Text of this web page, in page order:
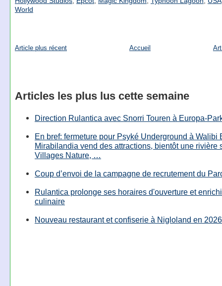
World
Article plus récent Accueil
Articles les plus lus cette semaine
Direction Rulantica avec Snorri Touren à Europa-
En bref: fermeture pour Psyké Underground à Walibi
Mirabilandia vend des attractions, bientôt une rivière
Villages Nature, …
Coup d’envoi de la campagne de recrutement du
Rulantica prolonge ses horaires d'ouverture et
culinaire
Nouveau restaurant et confiserie à Nigloland en 2026